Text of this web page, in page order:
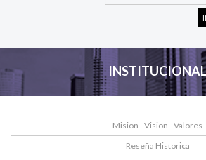
INSTITUCIONAL
Mision - Vision - Valores
Reseña Historica